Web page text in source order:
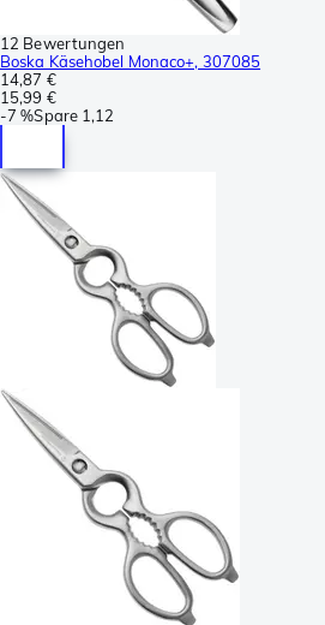
12 Bewertungen
Boska Käsehobel Monaco+, 307085
14,87 €
15,99 €
-7 %Spare 1,12